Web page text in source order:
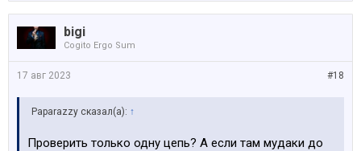
bigi
Cogito Ergo Sum
#18
17 авг 2023
Paparazzy сказал(а): ↑
Проверить только одну цепь? А если там мудаки до